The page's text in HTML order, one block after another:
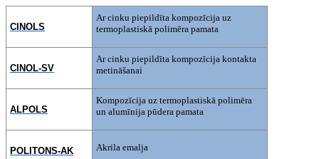
CINOLS
Ar cinku piepildīta kompozīcija uz
termoplastiskā polimēra pamata
CINOL-SV
Ar cinku piepildīta kompozīcija kontakta
metināšanai
ALPOLS
Kompozīcija uz termoplastiskā polimēra
un alumīnija pūdera pamata
POLITONS-AK Akrila emalja